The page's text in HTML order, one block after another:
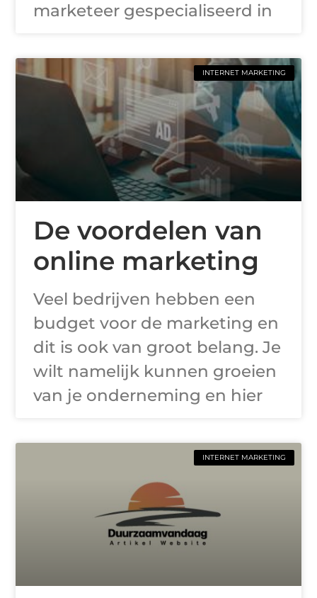
marketeer gespecialiseerd in
INTERNET MARKETING
De voordelen van
online marketing
Veel bedrijven hebben een
budget voor de marketing en
dit is ook van groot belang. Je
wilt namelijk kunnen groeien
van je onderneming en hier
INTERNET MARKETING